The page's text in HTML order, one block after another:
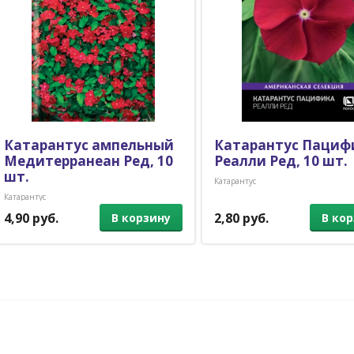
Катарантус ампельный
Медитерранеан Ред, 10
шт.
Катарантус
4,90 руб. В корзину
Катарантус
Реалли Ред, 10 шт.
Катарантус
2,80 руб. В